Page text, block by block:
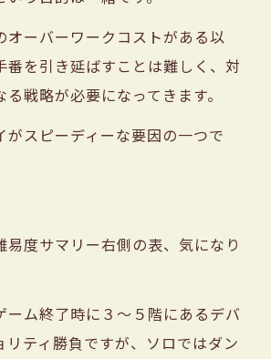
オーバーワークコストがある以
番を引き延ばすことは難しく、対
戦略が必要になってきます。
がスピーディーな要因の一つで
易度サマリー右側の表、気になり
ーム終了時に３〜５階にあるデバ
リティ勝負ですが、ソロではダン